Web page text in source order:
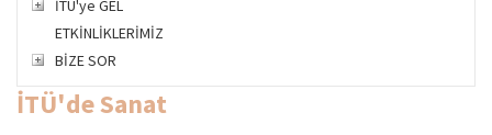
İTÜ'ye GEL
ETKİNLİKLERİMİZ
BİZE SOR
İTÜ'de Sanat